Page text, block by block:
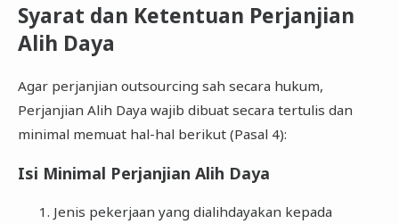
Syarat dan Ketentuan Perjanjian
Alih Daya
Agar perjanjian outsourcing sah secara hukum,
Perjanjian Alih Daya wajib dibuat secara tertulis dan
minimal memuat hal-hal berikut (Pasal 4):
Isi Minimal Perjanjian Alih Daya
Jenis pekerjaan yang dialihdayakan kepada